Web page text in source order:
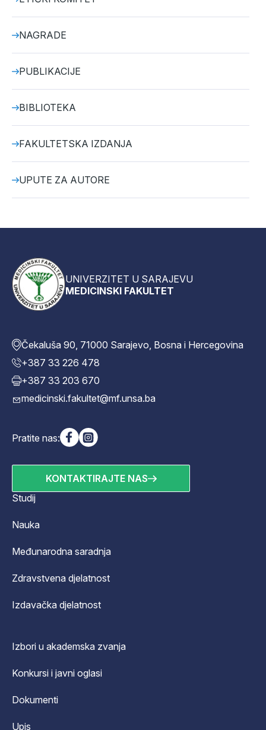
NAGRADE
PUBLIKACIJE
BIBLIOTEKA
FAKULTETSKA IZDANJA
UPUTE ZA AUTORE
UNIVERZITET U SARAJEVU
MEDICINSKI FAKULTET
Čekaluša 90, 71000 Sarajevo, Bosna i Hercegovina
+387 33 226 478
+387 33 203 670
medicinski.fakultet@mf.unsa.ba
Pratite nas:
KONTAKTIRAJTE NAS
Studij
Nauka
Međunarodna saradnja
Zdravstvena djelatnost
Izdavačka djelatnost
Izbori u akademska zvanja
Konkursi i javni oglasi
Dokumenti
Upis